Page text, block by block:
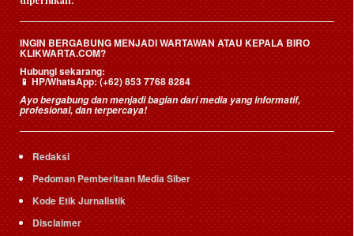
INGIN BERGABUNG MENJADI WARTAWAN ATAU KEPALA BIRO
KLIKWARTA.COM?
Hubungi sekarang:
📱HP/WhatsApp:(+62) 853 7768 8284
Ayo bergabung dan menjadi bagian dari media yang informatif,
profesional, dan terpercaya!
Redaksi
Pedoman Pemberitaan Media Siber
Kode Etik Jurnalistik
Disclaimer